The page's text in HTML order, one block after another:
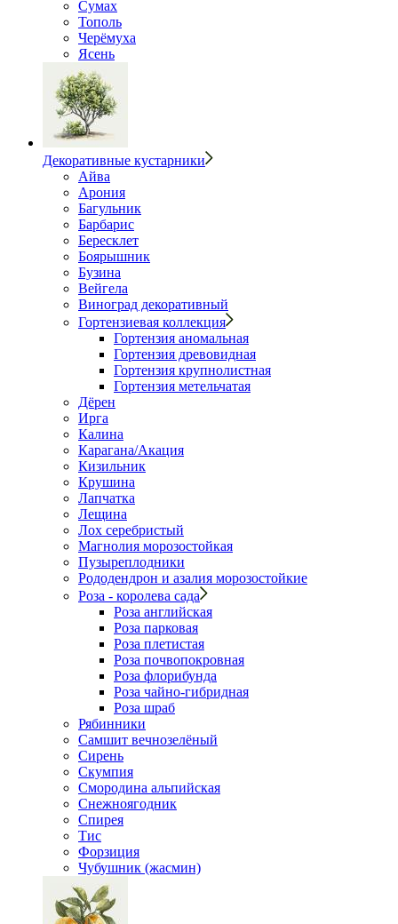
Сумах
Тополь
Черёмуха
Ясень
Декоративные кустарники
Айва
Арония
Багульник
Барбарис
Бересклет
Боярышник
Бузина
Вейгела
Виноград декоративный
Гортензиевая коллекция
Гортензия аномальная
Гортензия древовидная
Гортензия крупнолистная
Гортензия метельчатая
Дёрен
Ирга
Калина
Карагана/Акация
Кизильник
Крушина
Лапчатка
Лещина
Лох серебристый
Магнолия морозостойкая
Пузыреплодники
Рододендрон и азалия морозостойкие
Роза - королева сада
Роза английская
Роза парковая
Роза плетистая
Роза почвопокровная
Роза флорибунда
Роза чайно-гибридная
Роза шраб
Рябинники
Самшит вечнозелёный
Сирень
Скумпия
Смородина альпийская
Снежноягодник
Спирея
Тис
Форзиция
Чубушник (жасмин)